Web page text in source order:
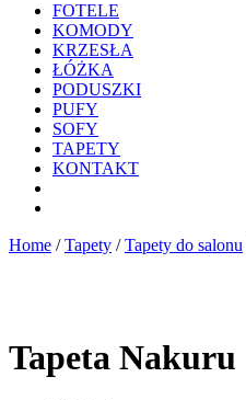
FOTELE
KOMODY
KRZESŁA
ŁÓŻKA
PODUSZKI
PUFY
SOFY
TAPETY
KONTAKT
Home /Tapety /Tapety do salonu
Tapeta Nakuru